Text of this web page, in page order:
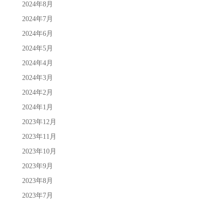
2024年8月
2024年7月
2024年6月
2024年5月
2024年4月
2024年3月
2024年2月
2024年1月
2023年12月
2023年11月
2023年10月
2023年9月
2023年8月
2023年7月